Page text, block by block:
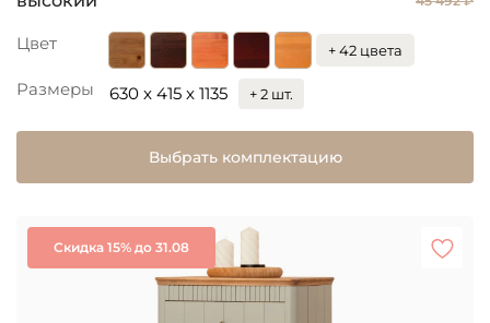
Цвет + 42 цвета
Размеры 630 x 415 x 1135 + 2 шт.
Выбрать комплектацию
Скидка 15% до 31.08